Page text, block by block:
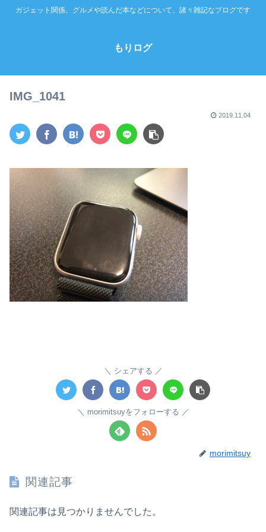
ガジェット関係、グルメや読んだ本などについて、諸々雑記なブログです
もりログ
IMG_1041
2019.11.04
シェアする
morimitsuyをフォローする
morimitsuy
関連記事
関連記事は見つかりませんでした。